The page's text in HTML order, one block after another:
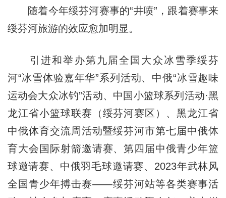
随着今年绥芬河赛事的“井喷”，跟着赛事来
绥芬河旅游的效应愈加明显。
引进和举办第九届全国大众冰雪季绥芬
河“冰雪体验嘉年华”系列活动、中俄“冰雪趣味
运动会大众冰钓”活动、中国小篮球系列活动·黑
龙江省小篮球联赛（绥芬河赛区）、黑龙江省
中俄体育交流周活动暨绥芬河市第七届中俄体
育大会国际射箭邀请赛、第四届中俄青少年篮
球邀请赛、中俄羽毛球邀请赛、2023年武林风
全国青少年搏击赛——绥芬河站等各类赛事活